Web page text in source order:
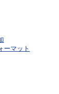
ーマット